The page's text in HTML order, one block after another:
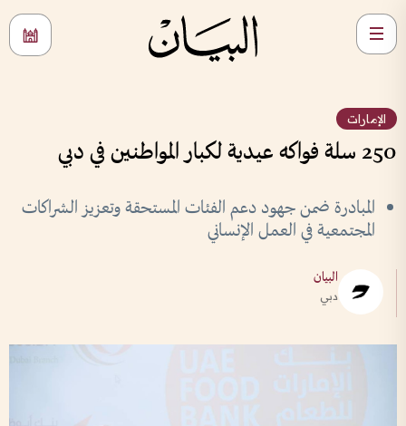
الإمارات
250 سلة فواكه عيدية لكبار المواطنين في دبي
المبادرة ضمن جهود دعم الفئات المستحقة وتعزيز الشراكات
المجتمعية في العمل الإنساني
البيان
دبي